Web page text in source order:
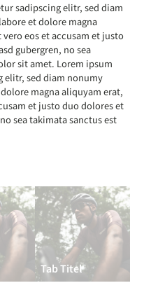
sadipscing elitr, sed diam
et dolore magna
eos et accusam et justo
gubergren, no sea
sit amet. Lorem ipsum
elitr, sed diam nonumy
magna aliquyam erat,
et justo duo dolores et
sea takimata sanctus est
Tab Titel